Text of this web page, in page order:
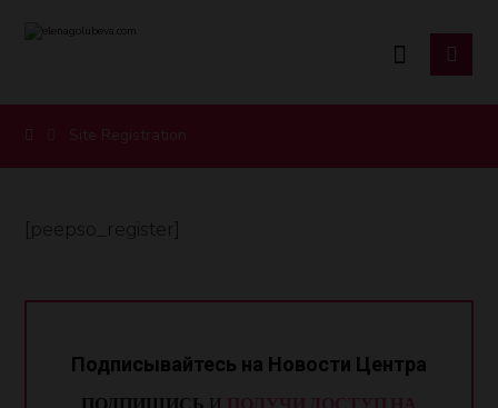
[peepso_register]
Подписывайтесь на Новости Центра